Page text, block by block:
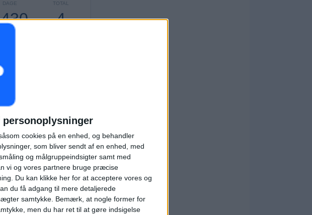
cookies på en enhed, og behandler
som bliver sendt af en enhed, med
og målgruppeindsigter samt med
vi og vores partnere bruge præcise
Du kan klikke her for at acceptere vores og
du få adgang til mere detaljerede
samtykke. Bemærk, at nogle former for
men du har ret til at gøre indsigelse
TOTAL
4
DAGE
MODSTANDERE
Paulo